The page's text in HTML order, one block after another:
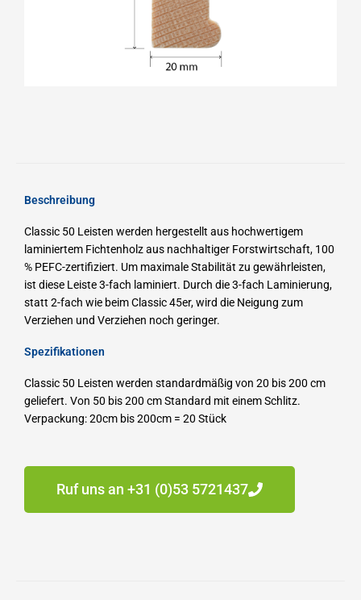
Beschreibung
Classic 50 Leisten werden hergestellt aus hochwertigem
laminiertem Fichtenholz aus nachhaltiger Forstwirtschaft, 100
% PEFC-zertifiziert. Um maximale Stabilität zu gewährleisten,
ist diese Leiste 3-fach laminiert. Durch die 3-fach Laminierung,
statt 2-fach wie beim Classic 45er, wird die Neigung zum
Verziehen und Verziehen noch geringer.
Spezifikationen
Classic 50 Leisten werden standardmäßig von 20 bis 200 cm
geliefert. Von 50 bis 200 cm Standard mit einem Schlitz.
Verpackung: 20cm bis 200cm = 20 Stück
Ruf uns an +31 (0)53 5721437